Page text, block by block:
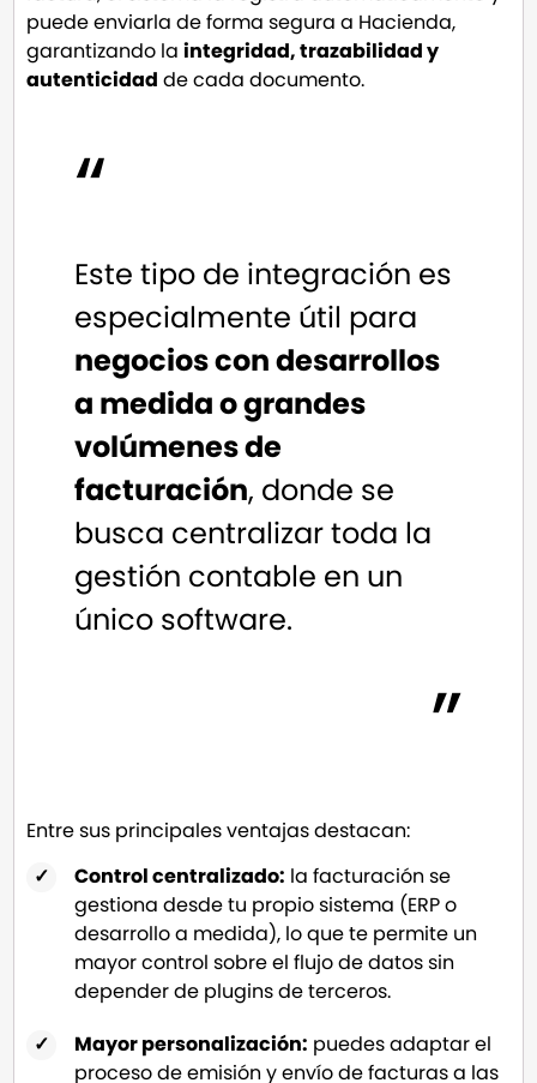
puede enviarla de forma segura a Hacienda,
garantizando laintegridad, trazabilidad y
autenticidad de cada documento.
Este tipo de integración es
especialmente útil para
negocios con desarrollos
a medida o grandes
volúmenes de
facturación, donde se
busca centralizar toda la
gestión contable en un
único software.
Entre sus principales ventajas destacan:
Control centralizado: la facturación se
gestiona desde tu propio sistema (ERP o
desarrollo a medida), lo que te permite un
mayor control sobre el flujo de datos sin
depender de plugins de terceros.
Mayor personalización: puedes adaptar el
proceso de emisión y envío de facturas a las